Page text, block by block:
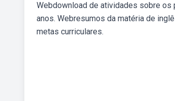
Webdownload de atividades sobre os
anos. Webresumos da matéria de
metas curriculares.